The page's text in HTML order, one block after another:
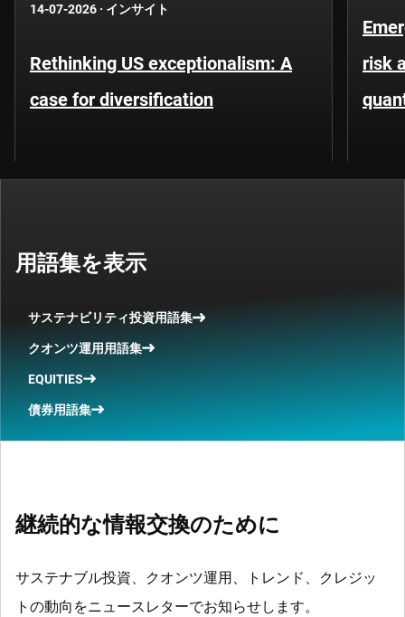
14-07-2026 · インサイト
Rethinking US exceptionalism: A
case for diversification
risk
用語集を表示
サステナビリティ投資用語集
クオンツ運用用語集
EQUITIES
債券用語集
継続的な情報交換のために
サステナブル投資、クオンツ運用、トレンド、クレジッ
トの動向をニュースレターでお知らせします。